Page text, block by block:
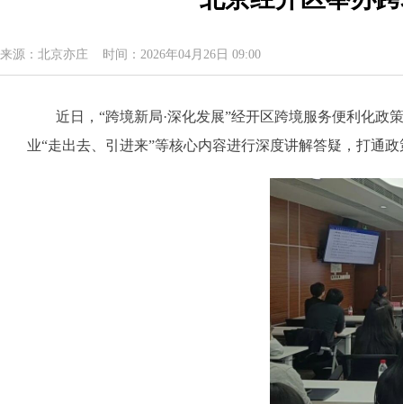
来源：北京亦庄 时间：2026年04月26日 09:00
近日，“跨境新局·深化发展”经开区跨境服务便利化政
业“走出去、引进来”等核心内容进行深度讲解答疑，打通